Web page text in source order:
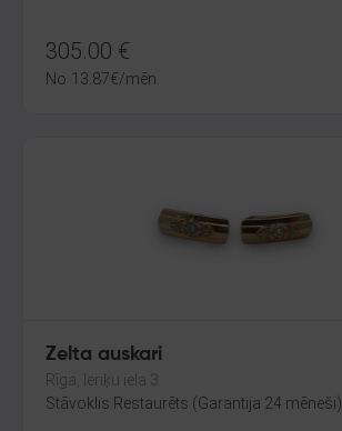
305.00 €
No 13.87€/mēn.
Zelta auskari
Rīga, Ieriķu iela 3
Stāvoklis Restaurēts (Garantija 24 mēneši)